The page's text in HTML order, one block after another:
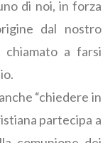
di noi, in forza
dal nostro
a farsi
“chiedere in
partecipa a